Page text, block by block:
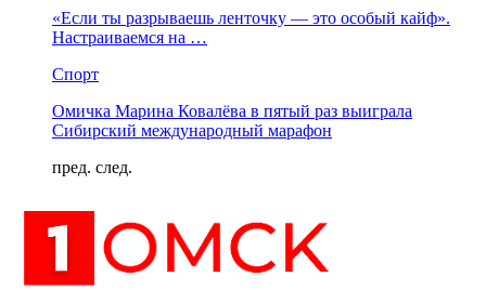
«Если ты разрываешь ленточку — это особый кайф».
Настраиваемся на …
Спорт
Омичка Марина Ковалёва в пятый раз выиграла
Сибирский международный марафон
пред. след.